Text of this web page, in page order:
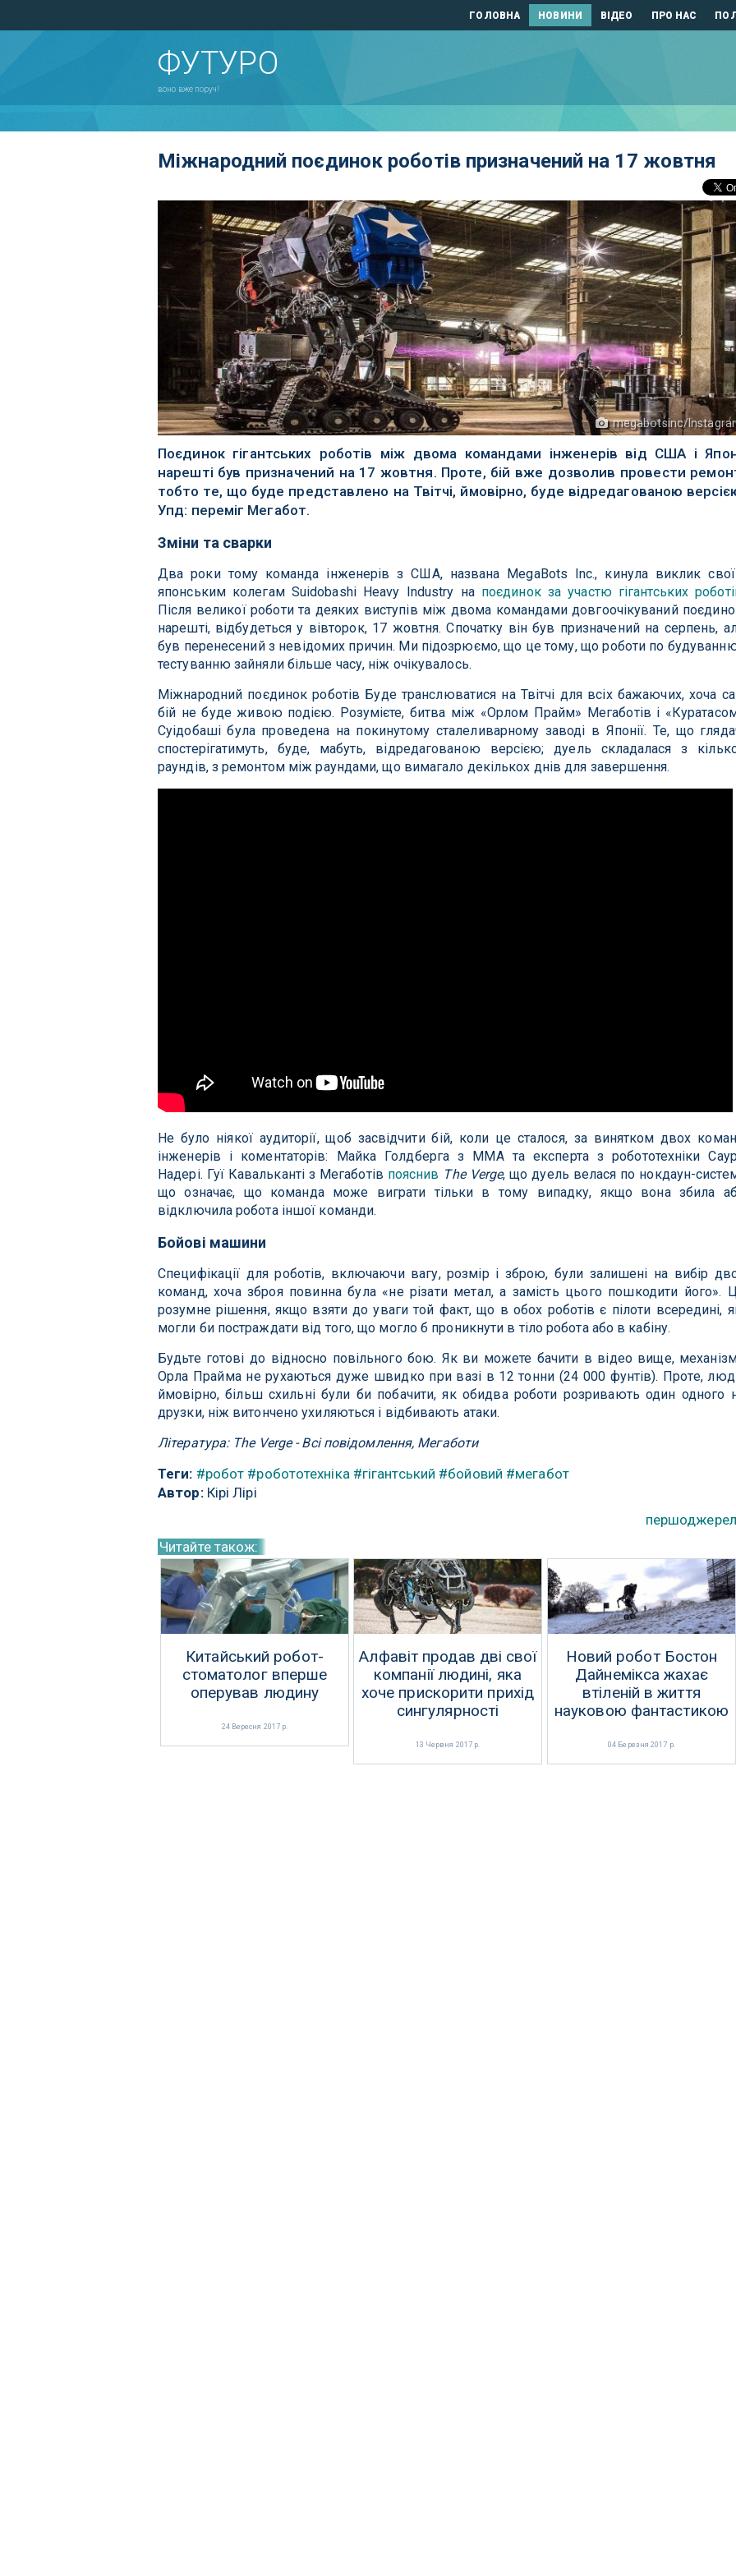
ГОЛОВНА НОВИНИ ВІДЕО ПРО НАС
ФУТУРО
воно вже поруч!
Міжнародний поєдинок роботів призначений на 17 жовтня
megabotsinc/
Поєдинок гігантських роботів між двома командами інженерів від США і
нарешті був призначений на 17 жовтня. Проте, бій вже дозволив провести
тобто те, що буде представлено на Твітчі, ймовірно, буде відредагованою
Упд: переміг Мегабот.
Зміни та сварки
Два роки тому команда інженерів з США, названа MegaBots Inc., кинула виклик
японським колегам Suidobashi Heavy Industry на поєдинок за участю гігантських
Після великої роботи та деяких виступів між двома командами довгоочікуваний
нарешті, відбудеться у вівторок, 17 жовтня. Спочатку він був призначений на серпень,
був перенесений з невідомих причин. Ми підозрюємо, що це тому, що роботи по
тестуванню зайняли більше часу, ніж очікувалось.
Міжнародний поєдинок роботів Буде транслюватися на Твітчі для всіх бажаючих, хоча
бій не буде живою подією. Розумієте, битва між «Орлом Прайм» Мегаботів і
Суідобаші була проведена на покинутому сталеливарному заводі в Японії. Те, що
спостерігатимуть, буде, мабуть, відредагованою версією; дуель складалася з
раундів, з ремонтом між раундами, що вимагало декількох днів для завершення.
Не було ніякої аудиторії, щоб засвідчити бій, коли це сталося, за винятком двох
інженерів і коментаторів: Майка Голдберга з MMA та експерта з робототехніки
Надері. Гуї Кавальканті з Мегаботів пояснив The Verge, що дуель велася по нокдаун-
що означає, що команда може виграти тільки в тому випадку, якщо вона збила
відключила робота іншої команди.
Бойові машини
Специфікації для роботів, включаючи вагу, розмір і зброю, були залишені на вибір
команд, хоча зброя повинна була «не різати метал, а замість цього пошкодити його».
розумне рішення, якщо взяти до уваги той факт, що в обох роботів є пілоти всередині,
могли би постраждати від того, що могло б проникнути в тіло робота або в кабіну.
Будьте готові до відносно повільного бою. Як ви можете бачити в відео вище,
Орла Прайма не рухаються дуже швидко при вазі в 12 тонни (24 000 фунтів). Проте,
ймовірно, більш схильні були би побачити, як обидва роботи розривають один одного
друзки, ніж витончено ухиляються і відбивають атаки.
Література: The Verge - Всі повідомлення, Мегаботи
Теги: #робот #робототехніка #гігантський #бойовий #мегабот
Автор:Кірі Лірі
Читайте також:
Китайський робот-
стоматолог вперше
оперував людину
24 Вересня 2017 р.
Алфавіт продав дві свої
компанії людині, яка
хоче прискорити прихід
сингулярності
13 Червня 2017 р.
Новий робот Бостон
Дайнемікса жахає
втіленій в життя
науковою фантастикою
04 Березня 2017 р.